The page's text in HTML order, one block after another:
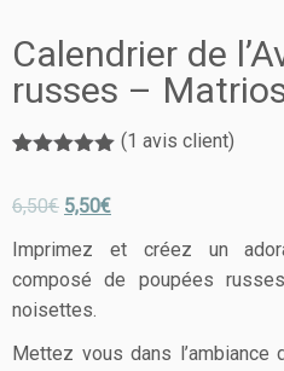
Calendrier de
russes –
basé sur
client
(1 avis client)
6,50€ 5,50€
Imprimez et créez un
composé de poupées
noisettes.
Mettez vous dans l’ambiance